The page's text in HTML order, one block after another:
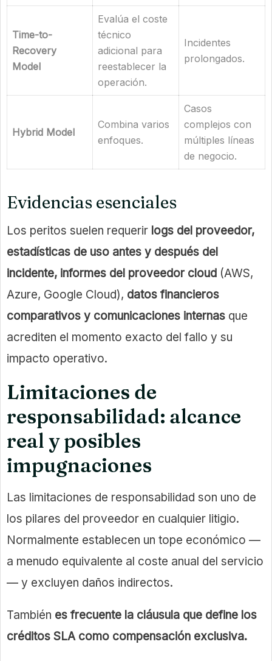
Time-to-
Recovery
Model
Evalúa el coste
técnico
adicional para
reestablecer la
operación.
Incidentes
prolongados.
Hybrid Model
Combina varios
enfoques.
Casos
complejos con
múltiples líneas
de negocio.
Evidencias esenciales
Los peritos suelen requerir logs del proveedor,
estadísticas de uso antes y después del
incidente, informes del proveedor cloud (AWS,
Azure, Google Cloud), datos financieros
comparativos y comunicaciones internas que
acrediten el momento exacto del fallo y su
impacto operativo.
Limitaciones de
responsabilidad: alcance
real y posibles
impugnaciones
Las limitaciones de responsabilidad son uno de
los pilares del proveedor en cualquier litigio.
Normalmente establecen un tope económico —
a menudo equivalente al coste anual del servicio
— y excluyen daños indirectos.
También es frecuente la cláusula que define los
créditos SLA como compensación exclusiva.